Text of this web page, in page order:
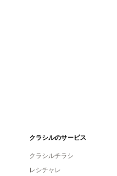
クラシルのサービス
クラシルチラシ
レシチャレ